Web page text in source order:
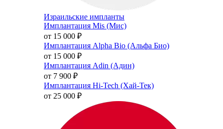
Израильские импланты
Имплантация Mis (Мис)
от 15 000 ₽
Имплантация Alpha Bio (Альфа Био)
от 15 000 ₽
Имплантация Adin (Адин)
от 7 900 ₽
Имплантация Hi-Tech (Хай-Тек)
от 25 000 ₽